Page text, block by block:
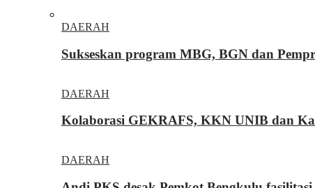
DAERAH
Sukseskan program MBG, BGN dan
DAERAH
Kolaborasi GEKRAFS, KKN UNIB dan
DAERAH